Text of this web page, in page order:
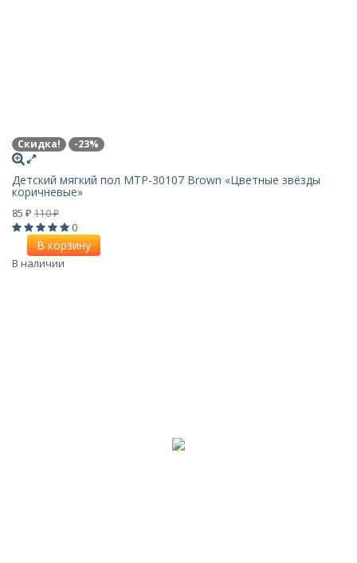
Скидка! -23%
Детский мягкий пол MTP-30107 Brown «Цветные звёзды
коричневые»
85 ₽ 110₽
0
В корзину
В наличии